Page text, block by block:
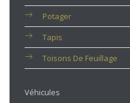
Potager
Tapis
Toisons De Feuillage
Véhicules